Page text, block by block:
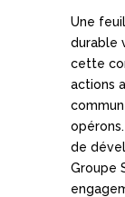
Une
durable
cette
actions
de
Groupe